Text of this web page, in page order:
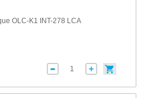
OLC-K1 INT-278 LCA